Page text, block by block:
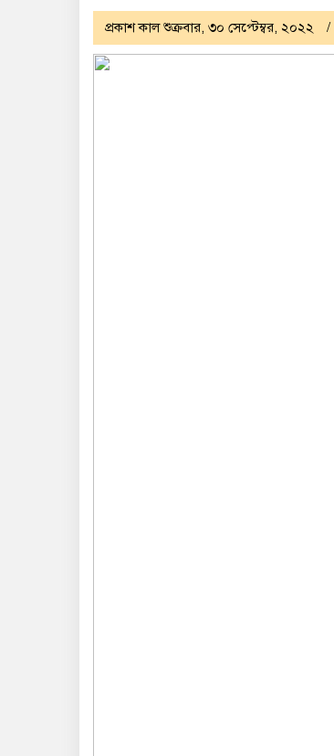
প্রকাশ কাল শুক্রবার, ৩০ সেপ্টেম্বর, ২০২২